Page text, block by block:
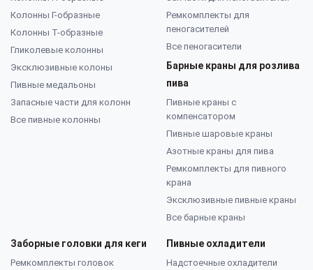
Колонны Г-образные
Колонны Т-образные
Гликолевые колонны
Эксклюзивные колоны
Пивные медальоны
Запасные части для колонн
Все пивные колонны
Ремкомплекты для
пеногасителей
Все пеногасители
Барные краны для розлива
пива
Пивные краны с
компенсатором
Пивные шаровые краны
Азотные краны для пива
Ремкомплекты для пивного
крана
Эксклюзивные пивные краны
Все барные краны
Заборные головки для кеги
Ремкомплекты головок
Пивные охладители
Надстоечные охладители